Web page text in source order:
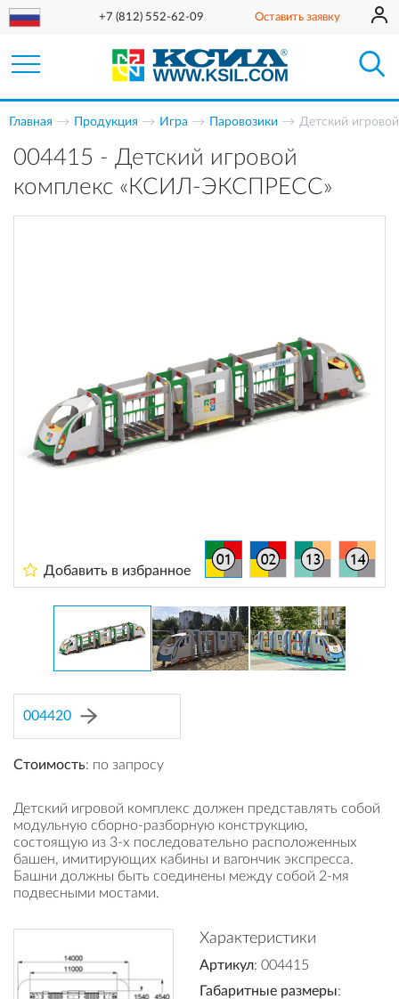
+7 (812) 552-62-09 Оставить заявку
Главная Продукция Игра Паровозики Детский
004415 - Детский игровой
комплекс «КСИЛ-ЭКСПРЕСС»
Добавить в избранное
004420
Стоимость: по запросу
Детский игровой комплекс должен представлять собой
модульную сборно-разборную конструкцию,
состоящую из 3-х последовательно расположенных
башен, имитирующих кабины и вагончик экспресса.
Башни должны быть соединены между собой 2-мя
подвесными мостами.
Характеристики
Артикул: 004415
Габаритные размеры: